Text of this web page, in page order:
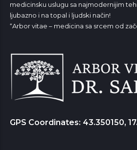
medicinsku uslugu sa najmodernijim
ljubazno i na topal i ljudski način!
“Arbor vitae – medicina sa srcem od
GPS Coordinates: 43.350150,